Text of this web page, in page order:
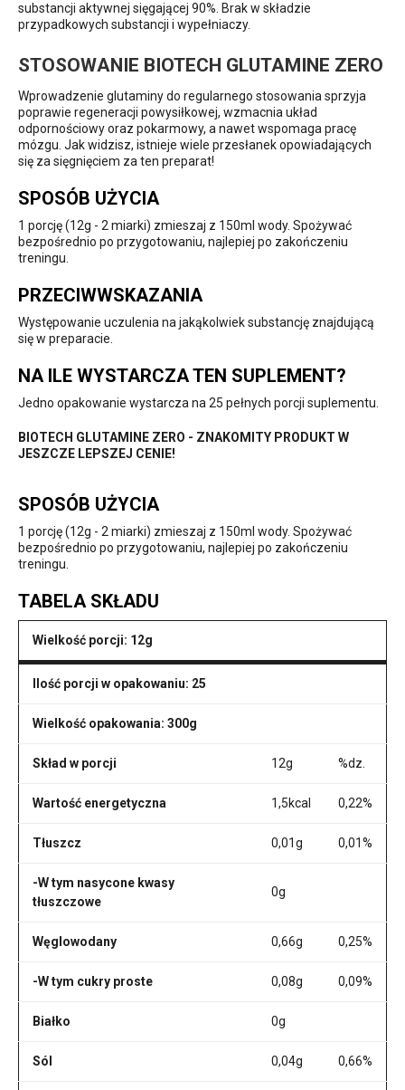
substancji aktywnej sięgającej 90%. Brak w składzie
przypadkowych substancji i wypełniaczy.
STOSOWANIE BIOTECH GLUTAMINE ZERO
Wprowadzenie glutaminy do regularnego stosowania sprzyja
poprawie regeneracji powysiłkowej, wzmacnia układ
odpornościowy oraz pokarmowy, a nawet wspomaga pracę
mózgu. Jak widzisz, istnieje wiele przesłanek opowiadających
się za sięgnięciem za ten preparat!
SPOSÓB UŻYCIA
1 porcję (12g - 2 miarki) zmieszaj z 150ml wody. Spożywać
bezpośrednio po przygotowaniu, najlepiej po zakończeniu
treningu.
PRZECIWWSKAZANIA
Występowanie uczulenia na jakąkolwiek substancję znajdującą
się w preparacie.
NA ILE WYSTARCZA TEN SUPLEMENT?
Jedno opakowanie wystarcza na 25 pełnych porcji suplementu.
BIOTECH GLUTAMINE ZERO - ZNAKOMITY PRODUKT W
JESZCZE LEPSZEJ CENIE!
SPOSÓB UŻYCIA
1 porcję (12g - 2 miarki) zmieszaj z 150ml wody. Spożywać
bezpośrednio po przygotowaniu, najlepiej po zakończeniu
treningu.
TABELA SKŁADU
Wielkość porcji: 12g
Ilość porcji w opakowaniu: 25
Wielkość opakowania: 300g
Skład w porcji 12g %dz.
Wartość energetyczna 1,5kcal 0,22%
Tłuszcz 0,01g 0,01%
-W tym nasycone kwasy
tłuszczowe
0g
Węglowodany 0,66g 0,25%
-W tym cukry proste 0,08g 0,09%
Białko 0g
Sól 0,04g 0,66%